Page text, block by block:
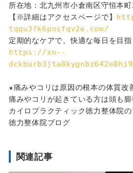
所在地：北九州市小倉南区守恒本
【※詳細はアクセスページで】
tqqu3fk6pnsfqv2e.com/
定期的なケアで、快適な毎日を目指
https://xn--
★痛みやコリは原因の根本の体質改
痛みやコリが起きている方は頭も
カイロプラクティック徳力整体院
徳力整体院ブログ
関連記事